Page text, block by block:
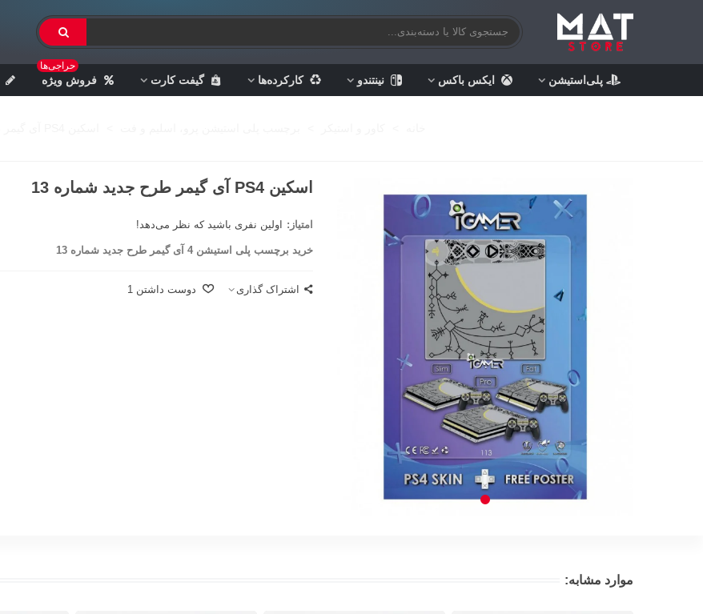
پلی‌استیشن ایکس باکس نینتندو کارکرده‌ها گیفت کارت فروش ویژه
حراجی‌ها
اسکین PS4 آی گیمر طرح جدید شماره 13
امتیاز: اولین نفری باشید که نظر می‌دهد!
خرید برچسب پلی استیشن 4 آی گیمر طرح جدید شماره 13
اشتراک گذاری دوست داشتن 1
موارد مشابه: